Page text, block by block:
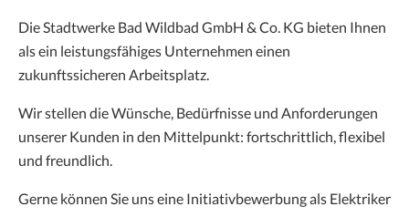
Die Stadtwerke Bad Wildbad GmbH & Co. KG bieten Ihnen
als ein leistungsfähiges Unternehmen einen
zukunftssicheren Arbeitsplatz.
Wir stellen die Wünsche, Bedürfnisse und Anforderungen
unserer Kunden in den Mittelpunkt: fortschrittlich, flexibel
und freundlich.
Gerne können Sie uns eine Initiativbewerbung als Elektriker
Lesehilfe
Links unterstreichen
Animationen ausschalten